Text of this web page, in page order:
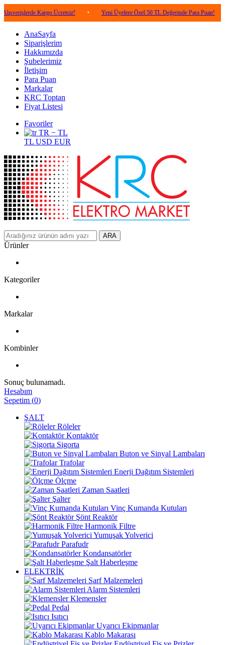
Kargo Ücretsiz! • Yeni Üyelere Özel 50 TL Değerinde Para Puan! •
AnaSayfa
Siparişlerim
Hakkımızda
Şubelerimiz
İletişim
Para Puan
Markalar
KRC Toptan
Fiyat Listesi
Favoriler
TR − TL
TL USD EUR
ARA
Ürünler
Kategoriler
Markalar
Kombinler
Sonuç bulunamadı.
Hesabım
Sepetim (0)
ŞALT
Röleler
Kontaktör
Sigorta
Buton ve Sinyal Lambaları
Trafolar
Enerji Dağıtım Sistemleri
Ölçme
Zaman Saatleri
Şalter
Vinç Kumanda Kutuları
Şönt Reaktör
Harmonik Filtre
Yumuşak Yolverici
Parafudr
Kondansatörler
Şalt Haberleşme
ELEKTRİK
Sarf Malzemeleri
Alarm Sistemleri
Klemensler
Pedal
Isıtıcı
Uyarıcı Ekipmanlar
Kablo Makarası